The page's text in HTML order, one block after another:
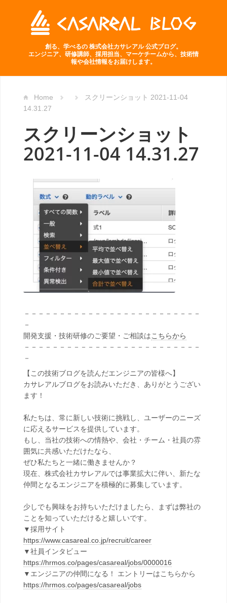
創る、学べるの 株式会社カサレアル 公式ブログ。
エンジニア、研修講師、採用担当、マーケチームから、技術情
報や会社情報をお届けします。
Home
スクリーンショット 2021-11-04
14.31.27
スクリーンショット
2021-11-04 14.31.27
－－－－－－－－－－－－－－－－－－－－－－－－－
－
開発支援・技術研修のご要望・ご相談はこちらから
－－－－－－－－－－－－－－－－－－－－－－－－－
－
【この技術ブログを読んだエンジニアの皆様へ】
カサレアルブログをお読みいただき、ありがとうござい
ます！
私たちは、常に新しい技術に挑戦し、ユーザーのニーズ
に応えるサービスを提供しています。
もし、当社の技術への情熱や、会社・チーム・社員の雰
囲気に共感いただけたなら、
ぜひ私たちと一緒に働きませんか？
現在、株式会社カサレアルでは事業拡大に伴い、新たな
仲間となるエンジニアを積極的に募集しています。
少しでも興味をお持ちいただけましたら、まずは弊社の
ことを知っていただけると嬉しいです。
▼採用サイト
https://www.casareal.co.jp/recruit/career
▼社員インタビュー
https://hrmos.co/pages/casareal/jobs/0000016
▼エンジニアの仲間になる！ エントリーはこちらから
https://hrmos.co/pages/casareal/jobs